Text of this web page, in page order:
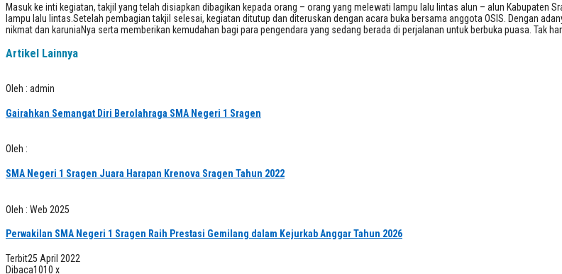
Masuk ke inti kegiatan, takjil yang telah disiapkan dibagikan kepada orang – orang yang melewati lampu lalu lintas alun – alun Kabupaten
lampu lalu lintas.Setelah pembagian takjil selesai, kegiatan ditutup dan diteruskan dengan acara buka bersama anggota OSIS. Dengan
nikmat dan karuniaNya serta memberikan kemudahan bagi para pengendara yang sedang berada di perjalanan untuk berbuka puasa. Tak
Artikel Lainnya
Oleh : admin
Gairahkan Semangat Diri Berolahraga SMA Negeri 1 Sragen
Oleh :
SMA Negeri 1 Sragen Juara Harapan Krenova Sragen Tahun 2022
Oleh : Web 2025
Perwakilan SMA Negeri 1 Sragen Raih Prestasi Gemilang dalam Kejurkab Anggar Tahun 2026
Terbit25 April 2022
Dibaca1010 x